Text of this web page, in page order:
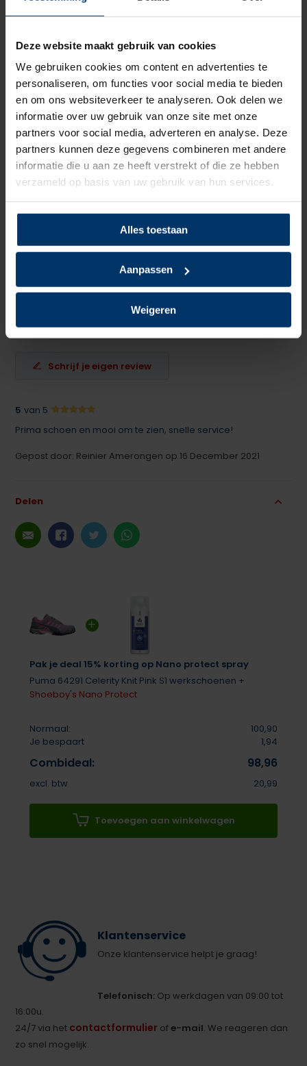
Deze website maakt gebruik van cookies
We gebruiken cookies om content en advertenties te
personaliseren, om functies voor social media te bieden
en om ons websiteverkeer te analyseren. Ook delen we
informatie over uw gebruik van onze site met onze
partners voor social media, adverteren en analyse. Deze
partners kunnen deze gegevens combineren met andere
informatie die u aan ze heeft verstrekt of die ze hebben
verzameld op basis van uw gebruik van hun services.
Alles toestaan
Aanpassen
Weigeren
Pak je deal 15% korting op Nano protect spray
Puma 64291 Celerity Knit Pink S1 werkschoenen +
Shoeboy's Nano Protect
Normaal:
100,90
Je bespaart
1,94
Combideal: 98,96
excl. btw 20,99
Toevoegen aan winkelwagen
Neusbeveiliging Staal
Zoolbeveiliging Geen
Zoolmateriaal Rubber
Antislip Ja
Overige specificaties ESD
Kleur Roze
Beoordelingen
5van5 Gebaseerd op 1 beoordeling(en)
Schrijf je eigen review
5 van 5
Prima schoen en mooi om te zien, snelle service!
Gepost door: Reinier Amerongen op 16 December 2021
Delen
Klantenservice
Onze klantenservice helpt je graag!
Telefonisch: Op werkdagen van 09:00 tot
16:00u.
24/7 via het contactformulier ofe-mail. We reageren dan
zo snel mogelijk.